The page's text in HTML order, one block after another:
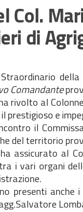
Col.
di
Comandante
rivolto al
prestigioso e
il
del territorio
assicurato al
i vari organi
presenti anche